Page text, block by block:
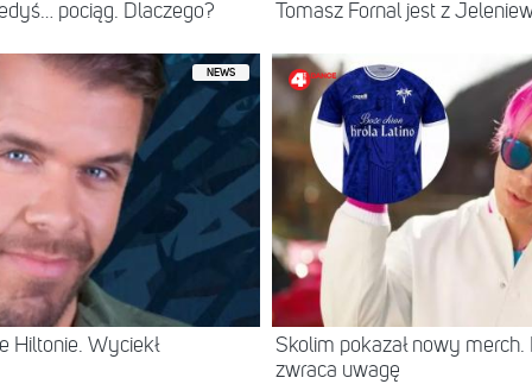
pociąg. Dlaczego? Tomasz Fornal jest z
NEWS
Hiltonie. Wyciekł
Skolim pokazał nowy
zwraca uwagę